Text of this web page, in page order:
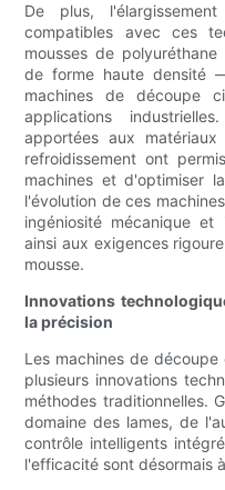
De plus,
compatibles avec ces
mousses de
de forme haute densité
machines de découpe
applications
apportées aux
refroidissement ont
machines et d'optimiser
l'évolution de ces
ingéniosité mécanique et
ainsi aux exigences
mousse.
Innovations
la précision
Les machines de
plusieurs innovations
méthodes traditionnelles.
domaine des lames, de
contrôle intelligents
l'efficacité sont désormais